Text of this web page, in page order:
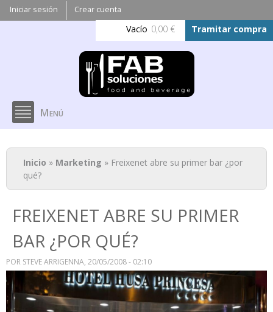
Pasar al
contenido
principal
Iniciar sesión Crear cuenta
Vacío 0,00 € Tramitar compra
Menú
Se encuentra usted aquí
Inicio » Marketing » Freixenet abre su primer bar ¿por
qué?
FREIXENET ABRE SU PRIMER
BAR ¿POR QUÉ?
POR STEVE ARRIGENNA, 20/05/2008 - 02:10